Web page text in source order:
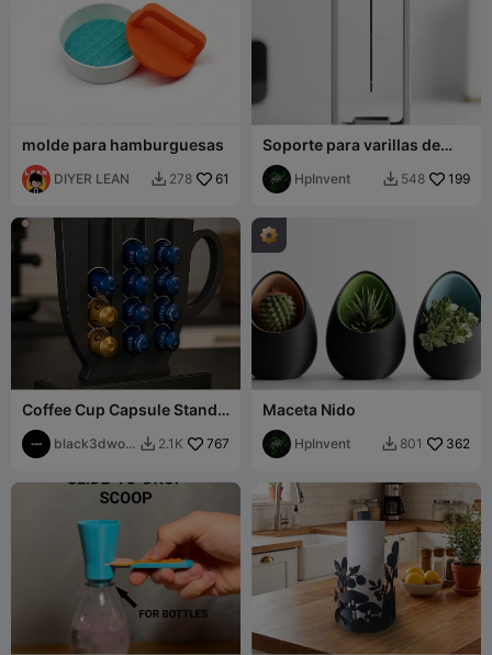
molde para hamburguesas
DIYER LEAN  278 61
Soporte para varillas de
incienso – ¡Eleva tus
rituales de relajación!
HpInvent  548 199
Coffee Cup Capsule Stand –
Stylish Pod Organizer
black3dwor
 2.1K 767
Maceta Nido
HpInvent  801 362